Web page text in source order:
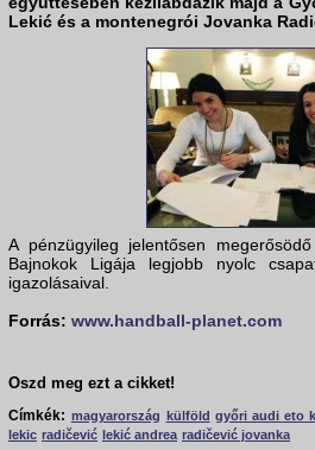
Lekić és a montenegrói Jovanka
A pénzügyileg jelentősen
Bajnokok Ligája legjobb nyolc
igazolásaival.
Forrás: www.handball-planet.com
Oszd meg ezt a cikket!
Címkék: magyarország külföld győri audi eto
lekic radičević lekić andrea radičević jovanka